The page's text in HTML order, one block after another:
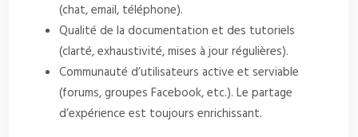
(chat, email, téléphone).
Qualité de la documentation et des tutoriels
(clarté, exhaustivité, mises à jour régulières).
Communauté d’utilisateurs active et serviable
(forums, groupes Facebook, etc.). Le partage
d’expérience est toujours enrichissant.